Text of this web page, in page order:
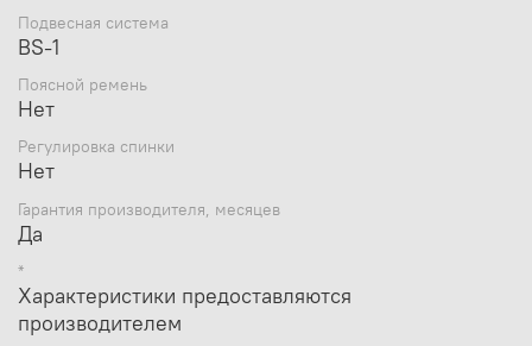
Подвесная система
BS-1
Поясной ремень
Нет
Регулировка спинки
Нет
Гарантия производителя, месяцев
Да
*
Характеристики предоставляются
производителем